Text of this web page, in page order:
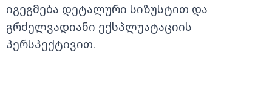
იგეგმება დეტალური სიზუსტით და
გრძელვადიანი ექსპლუატაციის
პერსპექტივით.